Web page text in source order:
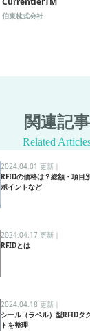
伯東株式会社
関連記事
Related
2024.04.01 更新 ｜
RFIDの価格は？総額・項目
ポイントなど
2024.04.17 更新 ｜
RFIDとは
2024.04.18 更新 ｜
シール（ラベル）型RFIDタ
トを整理